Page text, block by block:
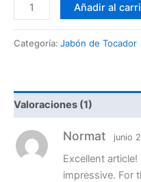
Añadir al
Categoría: Jabón de Tocador
Valoraciones (1)
Normat junio
Excellent
impressive. For